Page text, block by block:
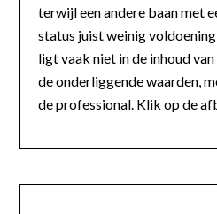
terwijl een andere baan met
status juist weinig
ligt vaak niet in de inhoud
de onderliggende waarden,
de professional. Klik op de